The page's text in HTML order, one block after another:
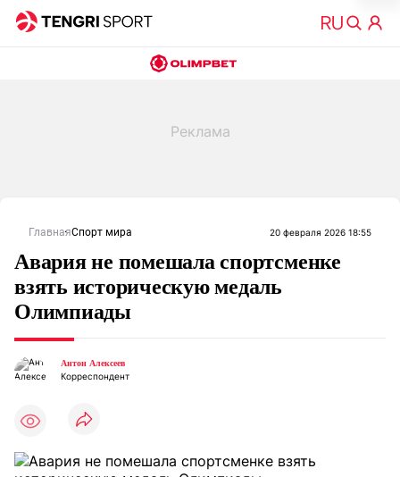
ГлавнаяСпорт мира 20 февраля 2026 18:55
Авария не помешала спортсменке
взять историческую медаль
Олимпиады
Антон Алексеев
Корреспондент